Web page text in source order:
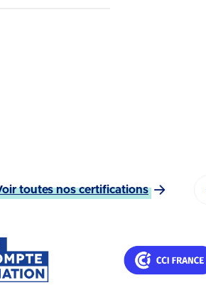
toutes nos certifications